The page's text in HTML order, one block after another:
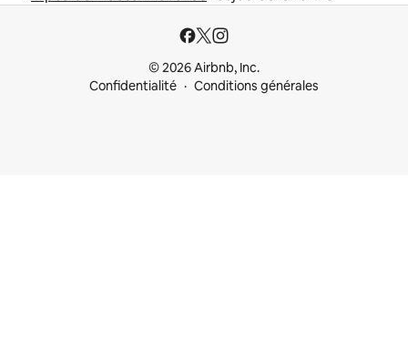
© 2026 Airbnb, Inc.
Confidentialité
Conditions générales